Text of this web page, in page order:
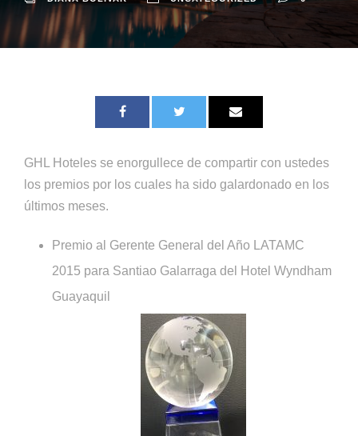
GHL Hoteles se enorgullece de compartir con ustedes
los premios por los cuales ha sido galardonado en los
últimos meses.
Premio al Gerente General del Año LATAMC
2015 para Santiao Galarraga del Hotel Wyndham
Guayaquil